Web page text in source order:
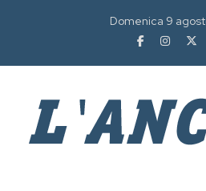
Domenica 9